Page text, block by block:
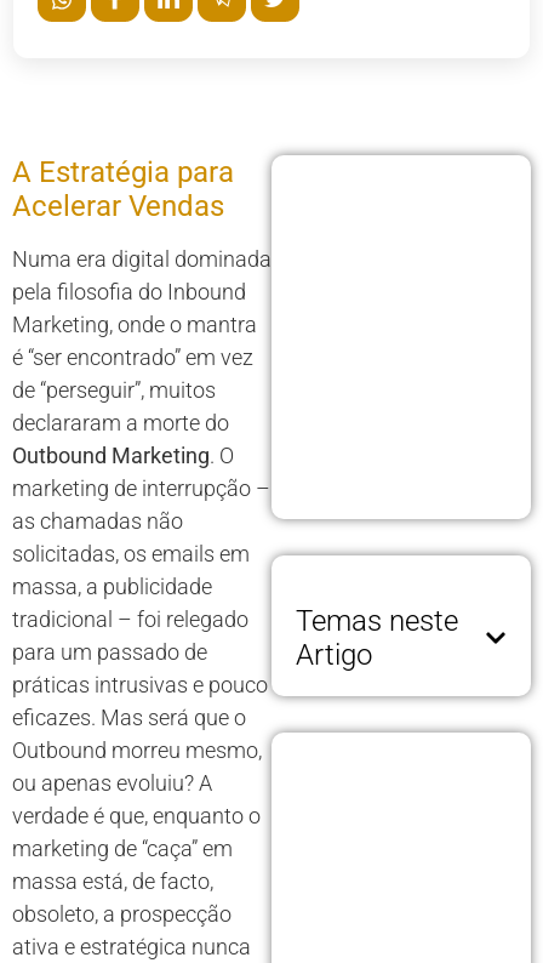
A Estratégia para
Acelerar Vendas
Numa era digital dominada
pela filosofia do Inbound
Marketing, onde o mantra
é “ser encontrado” em vez
de “perseguir”, muitos
declararam a morte do
Outbound Marketing. O
marketing de interrupção –
as chamadas não
solicitadas, os emails em
massa, a publicidade
tradicional – foi relegado
para um passado de
práticas intrusivas e pouco
eficazes. Mas será que o
Outbound morreu mesmo,
ou apenas evoluiu? A
verdade é que, enquanto o
marketing de “caça” em
massa está, de facto,
obsoleto, a prospecção
ativa e estratégica nunca
Temas neste
Artigo